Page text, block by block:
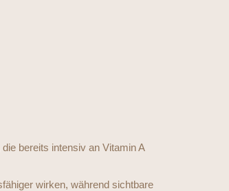
bereits intensiv an Vitamin A
wirken, während sichtbare